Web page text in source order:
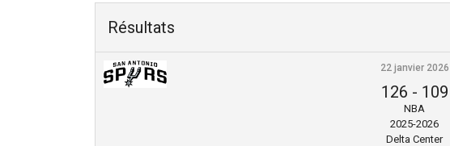
Résultats
22 janvier 2026
126 - 109
NBA
2025-2026
Delta Center